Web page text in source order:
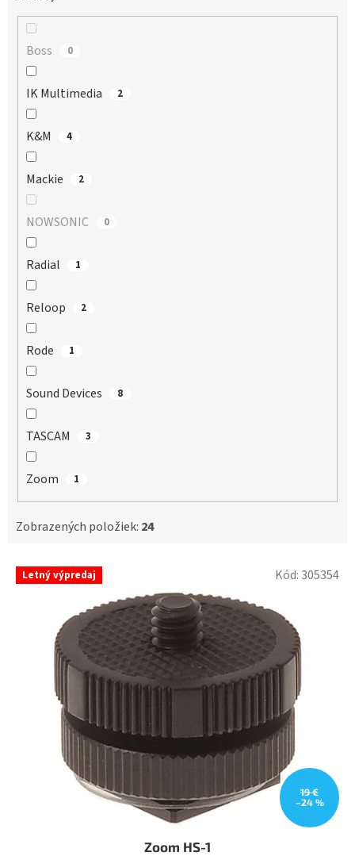
Boss 0
IK Multimedia 2
K&M 4
Mackie 2
NOWSONIC 0
Radial 1
Reloop 2
Rode 1
Sound Devices 8
TASCAM 3
Zoom 1
Zobrazených položiek: 24
V Letný výpredaj
19 €
–24 %
Zoom HS-1
Kód: 305354